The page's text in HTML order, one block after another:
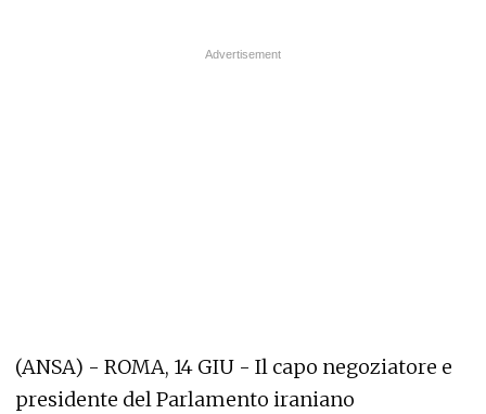
(ANSA) - ROMA, 14 GIU - Il capo negoziatore e
presidente del Parlamento iraniano